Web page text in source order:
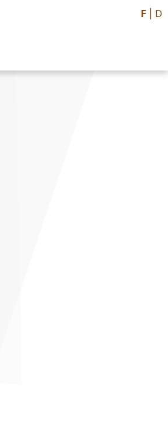
F D